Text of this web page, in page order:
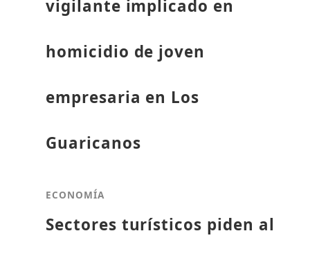
vigilante implicado en
homicidio de joven
empresaria en Los
Guaricanos
ECONOMÍA
Sectores turísticos piden al